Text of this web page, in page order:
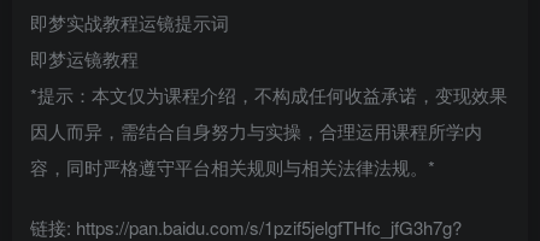
即梦实战教程运镜提示词
即梦运镜教程
*提示：本文仅为课程介绍，不构成任何收益承诺，变现效果
因人而异，需结合自身努力与实操，合理运用课程所学内
容，同时严格遵守平台相关规则与相关法律法规。*
链接: https://pan.baidu.com/s/1pzif5jelgfTHfc_jfG3h7g?